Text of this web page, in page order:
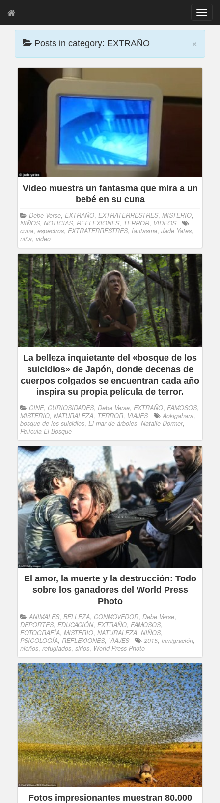
T
o
g
×
Posts in category: EXTRAÑO
Video muestra un fantasma que mira a un
bebé en su cuna
Debe Verse, EXTRAÑO, EXTRATERRESTRES, MISTERIO,
NIÑOS, NOTICIAS, REFLEXIONES, TERROR, VIDEOS
cuna, espectros, EXTRATERRESTRES, fantasma, Jade Yates,
niña, video
La belleza inquietante del «bosque de los
suicidios» de Japón, donde decenas de
cuerpos colgados se encuentran cada año
inspira su propia película de terror.
CINE, CURIOSIDADES, Debe Verse, EXTRAÑO, FAMOSOS,
MISTERIO, NATURALEZA, TERROR, VIAJES Aokigahara,
bosque de los suicidios, El mar de árboles, Natalie Dormer,
Película El Bosque
El amor, la muerte y la destrucción: Todo
sobre los ganadores del World Press
Photo
ANIMALES, BELLEZA, CONMOVEDOR, Debe Verse,
DEPORTES, EDUCACIÓN, EXTRAÑO, FAMOSOS,
FOTOGRAFÍA, MISTERIO, NATURALEZA, NIÑOS,
PSICOLOGÍA, REFLEXIONES, VIAJES 2015, inmigración,
nioños, refugiados, sirios, World Press Photo
Fotos impresionantes muestran 80.000